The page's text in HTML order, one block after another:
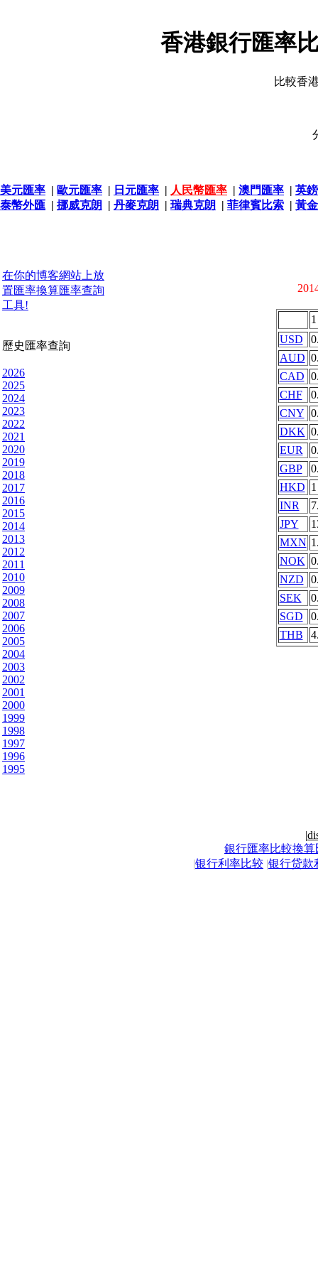
香港銀行匯率
比較香
美元匯率 | 歐元匯率 | 日元匯率 | 人民幣匯率 | 澳門匯率 | 英
泰幣外匯 | 挪威克朗 | 丹麥克朗 | 瑞典克朗 | 菲律賓比索 | 黃
在你的博客網站上放
置匯率換算匯率查詢
工具!
歷史匯率查詢
2026
2025
2024
2023
2022
2021
2020
2019
2018
2017
2016
2015
2014
2013
2012
2011
2010
2009
2008
2007
2006
2005
2004
2003
2002
2001
2000
1999
1998
1997
1996
1995
USD
AUD
CAD
CHF
CNY
DKK
EUR
GBP
HKD 1
INR
JPY
MXN
NOK
NZD
SEK
SGD
THB
|
銀行匯率比較換算
|银行利率比较 |银行贷款